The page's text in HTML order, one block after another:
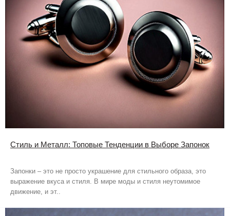
Стиль и Металл: Топовые Тенденции в Выборе Запонок
Запонки – это не просто украшение для стильного образа, это
выражение вкуса и стиля. В мире моды и стиля неутомимое
движение, и эт..